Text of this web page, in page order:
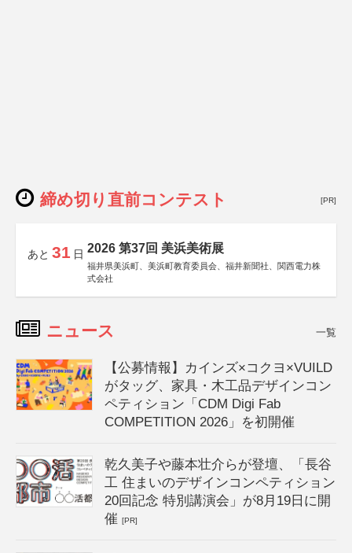
締め切り直前コンテスト [PR]
あと 31 日 2026 第37回 美浜美術展
福井県美浜町、美浜町教育委員会、福井新聞社、関西電力株
式会社
ニュース 一覧
【公募情報】カインズ×コクヨ×VUILD
がタッグ、家具・木工品デザインコン
ペティション「CDM Digi Fab
COMPETITION 2026」を初開催
乾久美子や藤本壮介らが登壇、「長谷
工 住まいのデザインコンペティション
20回記念 特別講演会」が8月19日に開
催[PR]